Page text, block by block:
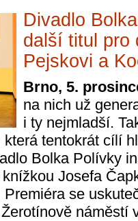
Divadlo
další titul pro
Pejskovi a
Brno, 5.
na nich už
i ty nejmladší.
tentokrát cílí
Bolka Polívky
Josefa
se
náměstí